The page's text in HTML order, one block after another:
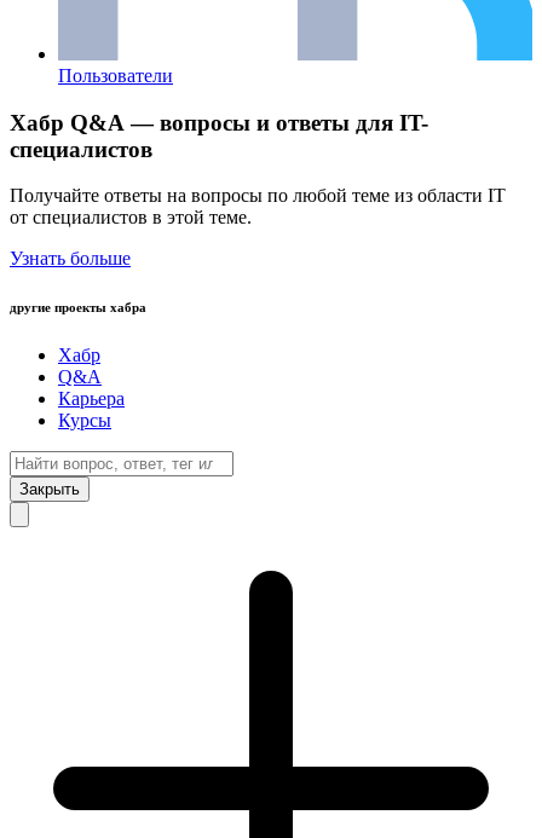
Пользователи
Хабр Q&A — вопросы и ответы для IT-
специалистов
Получайте ответы на вопросы по любой теме из области IT
от специалистов в этой теме.
Узнать больше
другие проекты хабра
Хабр
Q&A
Карьера
Курсы
Закрыть